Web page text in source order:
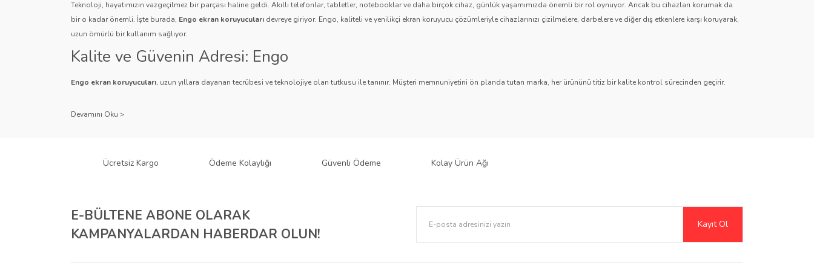
Teknoloji, hayatımızın vazgeçilmez bir parçası haline geldi. Akıllı telefonlar, tabletler, notebooklar ve daha birçok cihaz, günlük yaşamımızda önemli bir rol oynuyor. Ancak bu cihazları korumak da
bir o kadar önemli. İşte burada, Engo ekran koruyucuları devreye giriyor. Engo, kaliteli ve yenilikçi ekran koruyucu çözümleriyle cihazlarınızı çizilmelere, darbelere ve diğer dış etkenlere karşı koruyarak,
uzun ömürlü bir kullanım sağlıyor.
Kalite ve Güvenin Adresi: Engo
Engo ekran koruyucuları, uzun yıllara dayanan tecrübesi ve teknolojiye olan tutkusu ile tanınır. Müşteri memnuniyetini ön planda tutan marka, her ürününü titiz bir kalite kontrol sürecinden geçirir.
Çeşitlilik ve Uyum: Engo Ekran Koruyucuları
gibi çeşitli türlerle Engo, cihazlarınız için mükemmel uyumu sağlar. Akıllı telefonlardan tabletlere, notebooklardan akıllı saatlere, araç multimedya sistemlerinden dijital gösterge ekranlarına kadar her
Engo ekran koruyucuları, cihazlarınızı çizilmelere ve darbelere karşı korurken, estetik tasarımıyla cihazınızın şıklığını korumaya yardımcı olur. Şeffaf ve mat seçeneklerle ekran netliğini artırırken, gizlilik
ihtiyacı olan kullanıcılar için anti-spy özellikli ürünleri ile gizliliğinizi de korur. Ayrıca, paperlike dokusuyla çizim ve yazma deneyimini geliştirerek kreatif kullanıcılar için harika bir çözüm sunar.
Kurumsal Çözümler İçin Engo
Ücretsiz Kargo Ödeme Kolaylığı Güvenli Ödeme Kolay Ürün Ağı
E-BÜLTENE ABONE OLARAK
KAMPANYALARDAN HABERDAR OLUN!
Kayıt Ol